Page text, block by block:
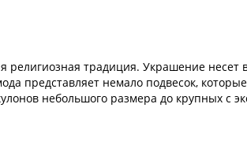
религиозная традиция. Украшение несет
представляет немало подвесок,
небольшого размера до крупных с